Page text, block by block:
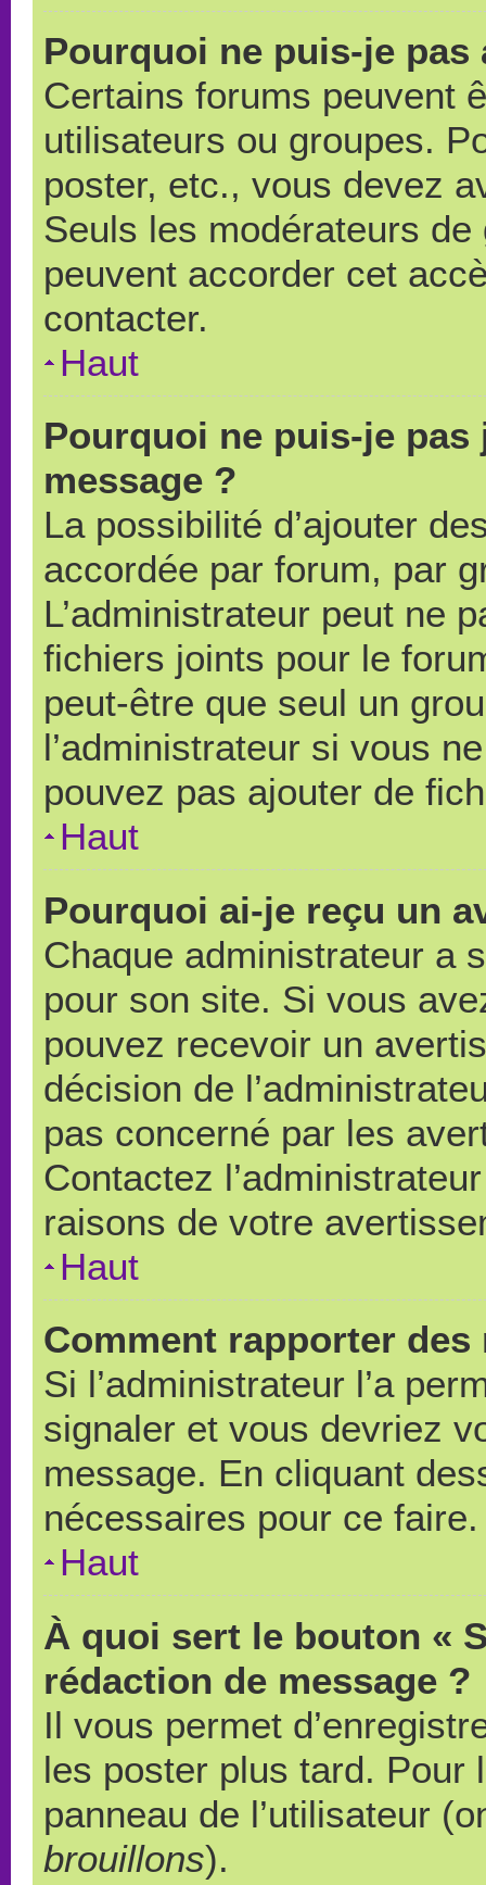
Pourquoi ne puis-je
Certains forums peuvent
utilisateurs ou groupes.
poster, etc., vous devez
Seuls les modérateurs
peuvent accorder cet
contacter.
Haut
Pourquoi ne puis-je
message ?
La possibilité d’ajouter
accordée par forum, par
L’administrateur peut ne
fichiers joints pour le
peut-être que seul un
l’administrateur si vous
pouvez pas ajouter de
Haut
Pourquoi ai-je reçu un
Chaque administrateur a
pour son site. Si vous
pouvez recevoir un
décision de
pas concerné par les
Contactez
raisons de votre
Haut
Comment rapporter
Si l’administrateur l’a
signaler et vous devriez
message. En cliquant
nécessaires pour ce faire.
Haut
À quoi sert le bouton «
rédaction de message ?
Il vous permet
les poster plus tard. Pour
panneau de l’utilisateur
brouillons).